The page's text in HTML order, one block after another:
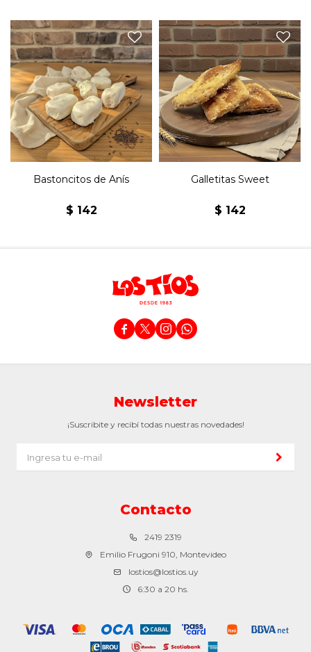
Bastoncitos de anís
glaseados con merengue.
Bastoncitos de Anís
$ 142
Galletitas azucaradas.
Galletitas Sweet
$ 142
   
Contacto
2419 2319
Emilio Frugoni 910, Montevideo
lostios@lostios.uy
6:30 a 20 hs.
Newsletter
¡Suscribite y recibí todas nuestras novedades!